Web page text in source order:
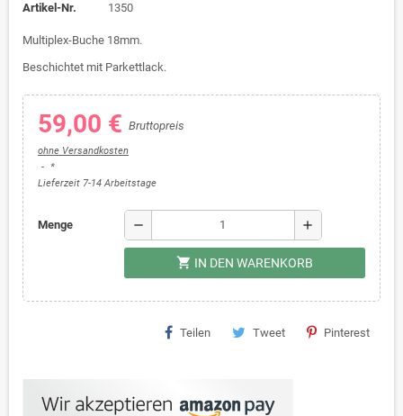
Artikel-Nr. 1350
Multiplex-Buche 18mm.
Beschichtet mit Parkettlack.
59,00 € Bruttopreis
ohne Versandkosten
*
Lieferzeit 7-14 Arbeitstage
Menge remove add
shopping_cart IN DEN WARENKORB
Teilen Tweet Pinterest